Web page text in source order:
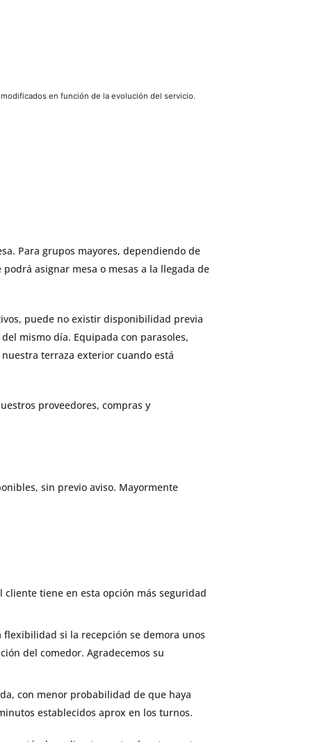
en función de la evolución del servicio.
Para grupos mayores, dependiendo de
asignar mesa o mesas a la llegada de
puede no existir disponibilidad previa
mismo día. Equipada con parasoles,
terraza exterior cuando está
proveedores, compras y
sin previo aviso. Mayormente
tiene en esta opción más seguridad
si la recepción se demora unos
del comedor. Agradecemos su
con menor probabilidad de que haya
establecidos aprox en los turnos.